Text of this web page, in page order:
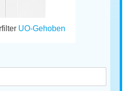
UO-Gehoben